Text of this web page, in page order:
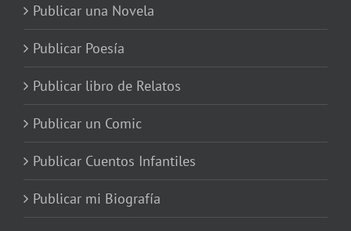
Publicar una Novela
Publicar Poesía
Publicar libro de Relatos
Publicar un Comic
Publicar Cuentos Infantiles
Publicar mi Biografía